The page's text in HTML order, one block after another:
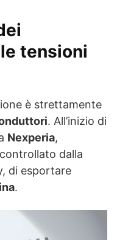
tensioni
è strettamente
. All’inizio di
Nexperia,
dalla
di esportare
.